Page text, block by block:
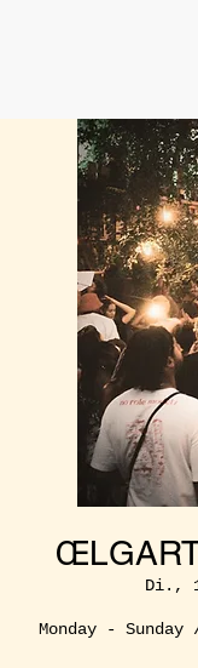
Di.,
Monday -